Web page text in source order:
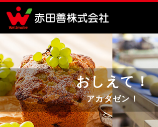
おしえて！
アカタゼン！